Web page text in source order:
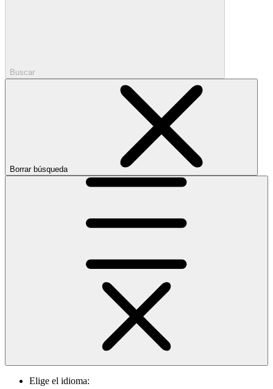
Buscar
Borrar búsqueda
Elige el idioma: